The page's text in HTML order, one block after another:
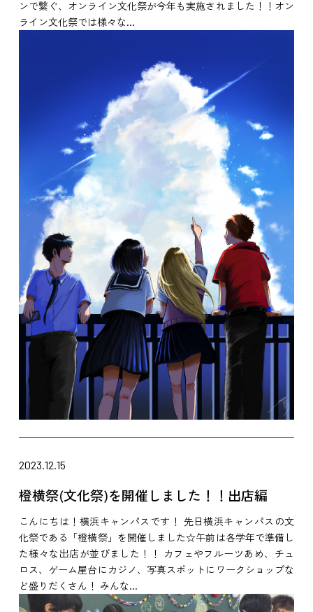
ンで繋ぐ、オンライン文化祭が今年も実施されました！！オン
ライン文化祭では様々な...
2023.12.15
橙横祭(文化祭)を開催しました！！出店編
こんにちは！横浜キャンパスです！ 先日横浜キャンパスの文
化祭である「橙横祭」を開催しました☆午前は各学年で準備し
た様々な出店が並びました！！ カフェやフルーツあめ、チュ
ロス、ゲーム屋台にカジノ、写真スポットにワークショップな
ど盛りだくさん！ みんな...